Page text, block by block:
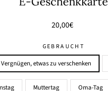
Regulärer
20,00€
GEBRAUCHT
etwas zu verschenken
Muttertag Oma-Tag